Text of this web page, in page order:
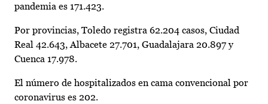
pandemia es 171.423.
Por provincias, Toledo registra 62.204 casos, Ciudad
Real 42.643, Albacete 27.701, Guadalajara 20.897 y
Cuenca 17.978.
El número de hospitalizados en cama convencional por
coronavirus es 202.